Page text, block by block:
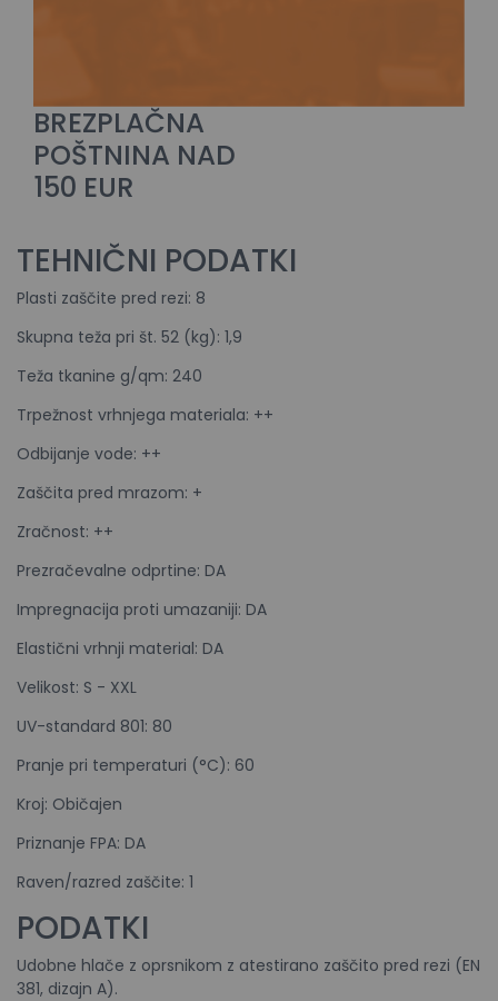
BREZPLAČNA
POŠTNINA NAD
150 EUR
TEHNIČNI PODATKI
Plasti zaščite pred rezi: 8
Skupna teža pri št. 52 (kg): 1,9
Teža tkanine g/qm: 240
Trpežnost vrhnjega materiala: ++
Odbijanje vode: ++
Zaščita pred mrazom: +
Zračnost: ++
Prezračevalne odprtine: DA
Impregnacija proti umazaniji: DA
Elastični vrhnji material: DA
Velikost: S - XXL
UV-standard 801: 80
Pranje pri temperaturi (°C): 60
Kroj: Običajen
Priznanje FPA: DA
Raven/razred zaščite: 1
PODATKI
Udobne hlače z oprsnikom z atestirano zaščito pred rezi (EN
381, dizajn A).